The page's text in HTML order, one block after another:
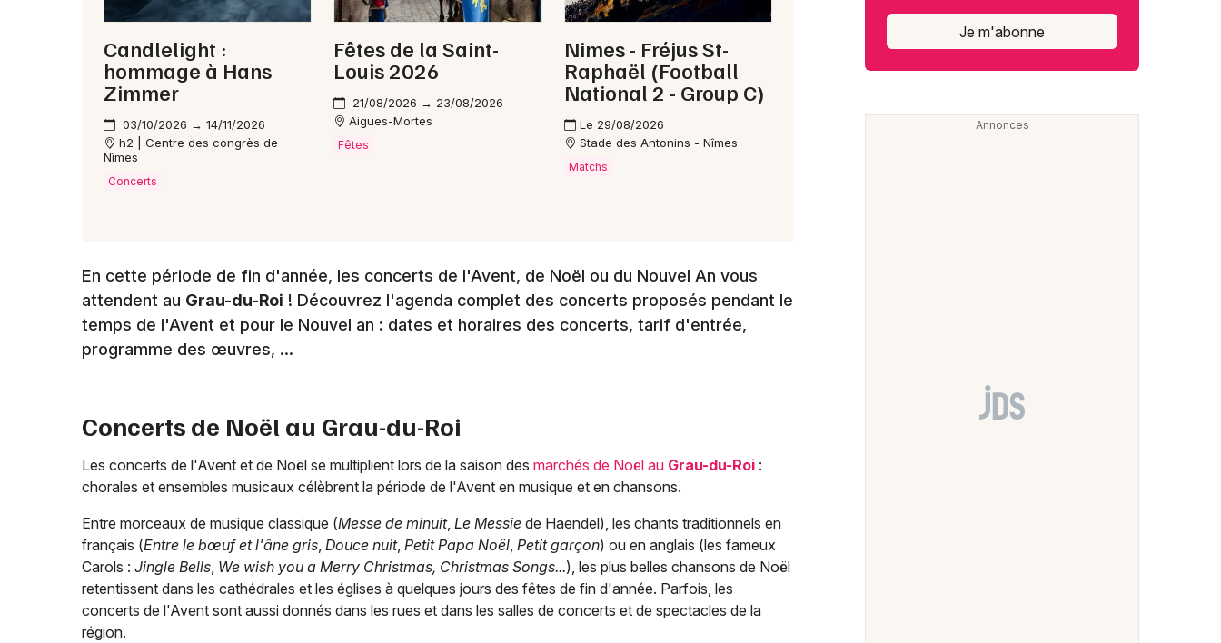
Mon email
Je m'abonne
Candlelight :
hommage à Hans
Zimmer
03/10/2026 → 14/11/2026
h2 | Centre des congrès de
Nîmes
Concerts
Fêtes de la Saint-
Louis 2026
21/08/2026 → 23/08/2026
Aigues-Mortes
Fêtes
Nimes - Fréjus St-
Raphaël (Football
National 2 - Group C)
Le 29/08/2026
Stade des Antonins - Nîmes
Matchs
En cette période de fin d'année, les concerts de l'Avent, de Noël ou du Nouvel An vous
attendent au Grau-du-Roi ! Découvrez l'agenda complet des concerts proposés pendant le
temps de l'Avent et pour le Nouvel an : dates et horaires des concerts, tarif d'entrée,
programme des œuvres, ...
Concerts de Noël au Grau-du-Roi
Les concerts de l'Avent et de Noël se multiplient lors de la saison des marchés de Noël au Grau-du-Roi :
chorales et ensembles musicaux célèbrent la période de l'Avent en musique et en chansons.
Entre morceaux de musique classique (Messe de minuit, Le Messie de Haendel), les chants traditionnels en
français (Entre le bœuf et l'âne gris, Douce nuit, Petit Papa Noël, Petit garçon) ou en anglais (les fameux
Carols : Jingle Bells, We wish you a Merry Christmas, Christmas Songs...), les plus belles chansons de Noël
retentissent dans les cathédrales et les églises à quelques jours des fêtes de fin d'année. Parfois, les
concerts de l'Avent sont aussi donnés dans les rues et dans les salles de concerts et de spectacles de la
région.
Je m'abonne